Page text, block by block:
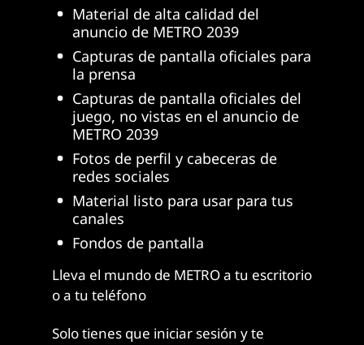
Material de alta calidad del
anuncio de METRO 2039
Capturas de pantalla oficiales para
la prensa
Capturas de pantalla oficiales del
juego, no vistas en el anuncio de
METRO 2039
Fotos de perfil y cabeceras de
redes sociales
Material listo para usar para tus
canales
Fondos de pantalla
Lleva el mundo de METRO a tu escritorio
o a tu teléfono
Solo tienes que iniciar sesión y te